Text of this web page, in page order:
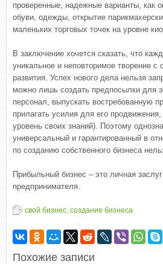
проверенные, надежные варианты, как
обуви, одежды, открытие
маленьких торговых точек на уровне
В заключение хочется сказать, что
уникальное и неповторимое творение с
развития. Успех нового дела нельзя
можно лишь создать предпосылки для
персонал, выпускать востребованную
прилагать усилия для его
уровень своих знаний). Поэтому
универсальный и гарантированный в
по созданию собственного бизнеса
Прибыльный бизнес – это личная
предпринимателя.
свой бизнес, создание бизнеса
Похожие записи